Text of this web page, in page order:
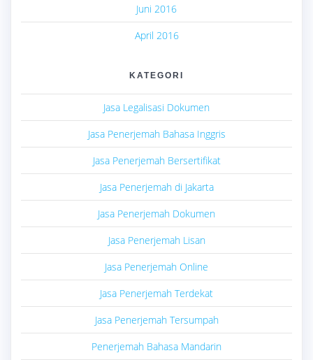
Juni 2016
April 2016
KATEGORI
Jasa Legalisasi Dokumen
Jasa Penerjemah Bahasa Inggris
Jasa Penerjemah Bersertifikat
Jasa Penerjemah di Jakarta
Jasa Penerjemah Dokumen
Jasa Penerjemah Lisan
Jasa Penerjemah Online
Jasa Penerjemah Terdekat
Jasa Penerjemah Tersumpah
Penerjemah Bahasa Mandarin